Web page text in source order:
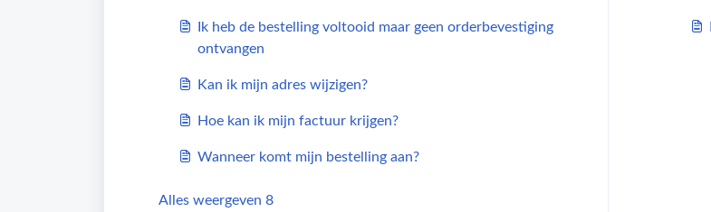
Ik heb de bestelling voltooid maar geen orderbevestiging
ontvangen
Kan ik mijn adres wijzigen?
Hoe kan ik mijn factuur krijgen?
Wanneer komt mijn bestelling aan?
Alles weergeven 8